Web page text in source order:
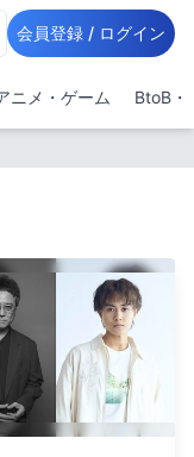
会員登録 / ログイン
ニメ・ゲーム BtoB・